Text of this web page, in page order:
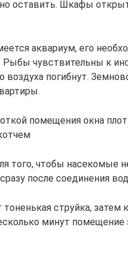
оставить. Шкафы
аквариум, его
Рыбы чувствительны к
воздуха погибнут.
помещения окна
того, чтобы насекомые
после соединения
тоненькая струйка, затем
минут